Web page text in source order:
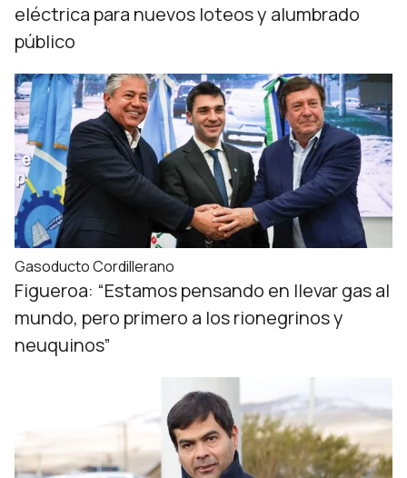
eléctrica para nuevos loteos y alumbrado
público
Gasoducto Cordillerano
Figueroa: “Estamos pensando en llevar gas al
mundo, pero primero a los rionegrinos y
neuquinos”